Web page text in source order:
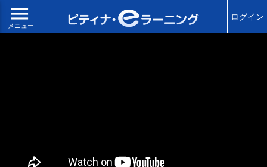
menu
メニュー
ログイン